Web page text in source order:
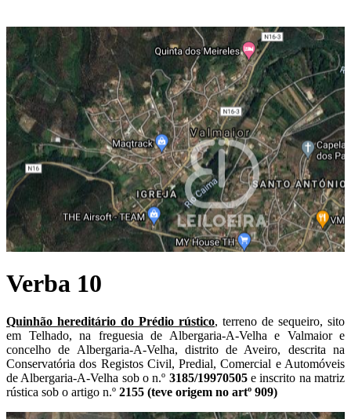
Verba 10
Quinhão hereditário do Prédio rústico, terreno de sequeiro, sito
em Telhado, na freguesia de Albergaria-A-Velha e Valmaior e
concelho de Albergaria-A-Velha, distrito de Aveiro, descrita na
Conservatória dos Registos Civil, Predial, Comercial e Automóveis
de Albergaria-A-Velha sob o n.º 3185/19970505e inscrito na matriz
rústica sob o artigo n.º 2155 (teve origem no artº 909)